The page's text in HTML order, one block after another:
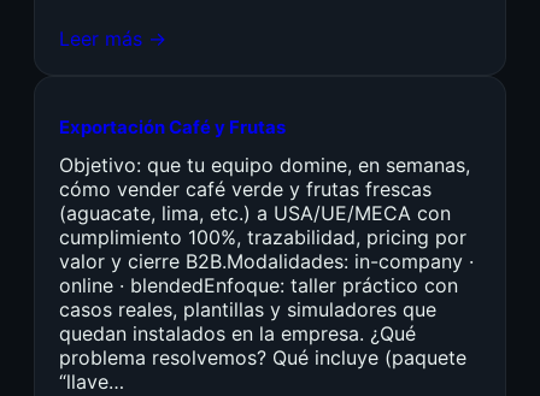
Leer más →
Exportación Café y Frutas
Objetivo: que tu equipo domine, en semanas,
cómo vender café verde y frutas frescas
(aguacate, lima, etc.) a USA/UE/MECA con
cumplimiento 100%, trazabilidad, pricing por
valor y cierre B2B.Modalidades: in-company ·
online · blendedEnfoque: taller práctico con
casos reales, plantillas y simuladores que
quedan instalados en la empresa. ¿Qué
problema resolvemos? Qué incluye (paquete
“llave…